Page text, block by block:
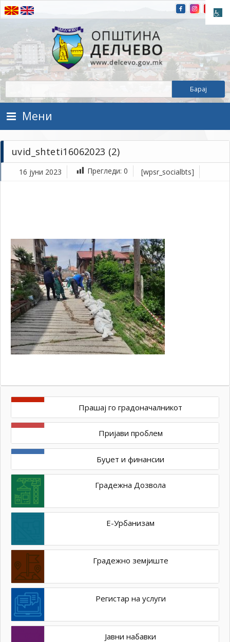
Прескокнете на содржината
Општина Делчево
Општина Делчево
Мени
uvid_shteti16062023 (2)
16 јуни 2023 Прегледи: 0 [wpsr_socialbts]
Прашај го градоначалникот
Пријави проблем
Буџет и финансии
Градежна Дозвола
Е-Урбанизам
Градежно земјиште
Регистар на услуги
Јавни набавки